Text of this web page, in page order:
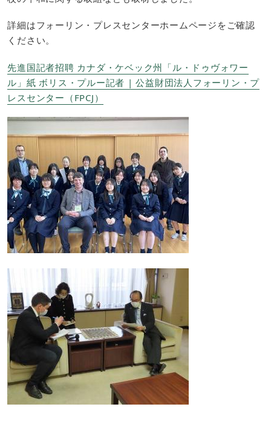
詳細はフォーリン・プレスセンターホームページをご確認
ください。
先進国記者招聘 カナダ・ケベック州「ル・ドゥヴォワー
ル」紙 ボリス・プルー記者 | 公益財団法人フォーリン・プ
レスセンター（FPCJ）